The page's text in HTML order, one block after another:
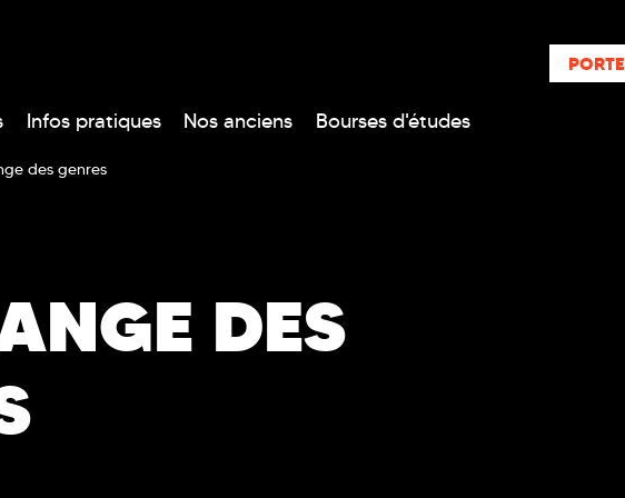
DES
Infos pratiques Nos anciens
Bourses d'études
des genres